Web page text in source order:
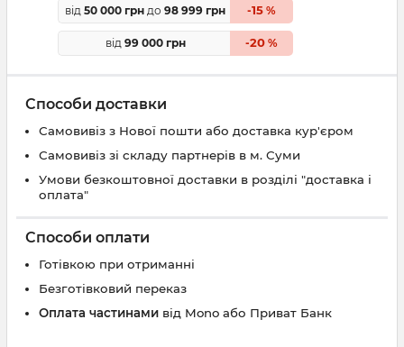
від 50 000 грн до 98 999 грн -15%
від 99 000 грн -20%
Способи доставки
Самовивіз з Нової пошти або доставка кур'єром
Самовивіз зі складу партнерів в м. Суми
Умови безкоштовної доставки в розділі "доставка і
оплата"
Способи оплати
Готівкою при отриманні
Безготівковий переказ
Оплата частинами від Mono або Приват Банк